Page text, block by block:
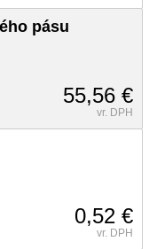
pásu
55,56 €
vr. DPH
0,52 €
vr. DPH